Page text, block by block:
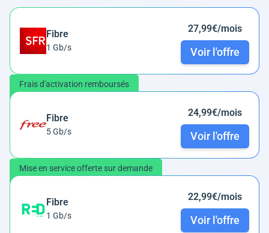
Fibre
1 Gb/s
27,99€/mois
Voir l'offre
Frais d'activation remboursés
Fibre
5 Gb/s
24,99€/mois
Voir l'offre
Mise en service offerte sur demande
Fibre
1 Gb/s
22,99€/mois
Voir l'offre